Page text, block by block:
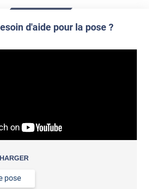
d'aide pour la pose ?
pose